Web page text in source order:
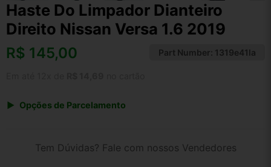
Haste Do Limpador Dianteiro
Direito Nissan Versa 1.6 2019
R$ 145,00 Part Number: 1319e41la
Opções de Parcelamento
Tem Dúvidas? Fale com nossos Vendedores